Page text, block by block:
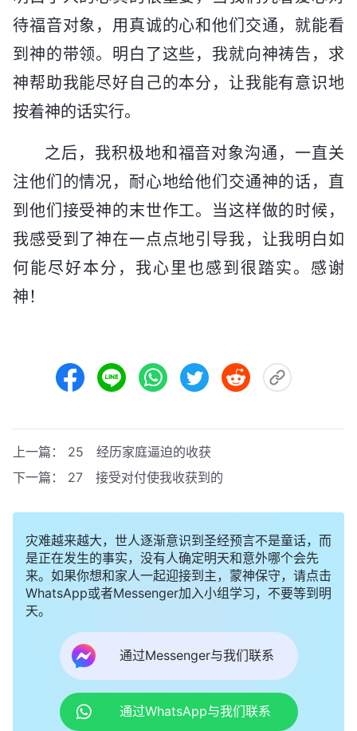
待福音对象，用真诚的心和他们交通，就能看
到神的带领。明白了这些，我就向神祷告，求
神帮助我能尽好自己的本分，让我能有意识地
按着神的话实行。
之后，我积极地和福音对象沟通，一直关
注他们的情况，耐心地给他们交通神的话，直
到他们接受神的末世作工。当这样做的时候，
我感受到了神在一点点地引导我，让我明白如
何能尽好本分，我心里也感到很踏实。感谢
神！
上一篇： 25 经历家庭逼迫的收获
下一篇： 27 接受对付使我收获到的
灾难越来越大，世人逐渐意识到圣经预言不是童话，而
是正在发生的事实，没有人确定明天和意外哪个会先
来。如果你想和家人一起迎接到主，蒙神保守，请点击
WhatsApp或者Messenger加入小组学习，不要等到明
天。
通过Messenger与我们联系
通过WhatsApp与我们联系